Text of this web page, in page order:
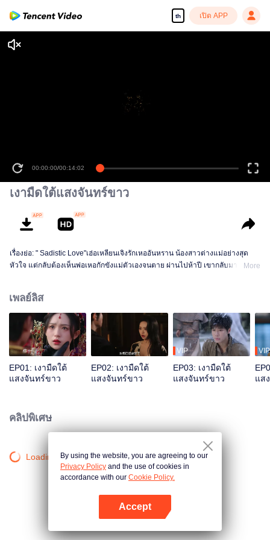
th เปิด APP
00:00:00/00:14:02
เงามืดใต้แสงจันทร์ขาว
เรื่องย่อ: " Sadistic Love"เฮ่อเหลียนเจิงรักเหออันหราน น้องสาวต่างแม่อย่างสุด
หัวใจ แต่กลับต้องเห็นพ่อเหอกักขังแม่ตัวเองจนตาย ผ่านไปห้าปี เขากลับมาใน
กลายเป็นคนขาพิการเพราะเขา หลายปีผ่านไป เมื่อทั้งคู่พบกันอีกครั้ง ภายใต้หน้า
ฉากการแสดงอันงดงามของหม่อหยู่ถัง กลับซ่อนความเกลียดชังที่สาหัสเหมือนน้ำ
More
เพลย์ลิส
EP01: เงามืดใต้
แสงจันทร์ขาว
EP02: เงามืดใต้
แสงจันทร์ขาว
VIP
EP03: เงามืดใต้
แสงจันทร์ขาว
VIP
แส
คลิปพิเศษ
Loading…By using the website, you are agreeing to our
Privacy Policy and the use of cookies in
accordance with our Cookie Policy.
Accept